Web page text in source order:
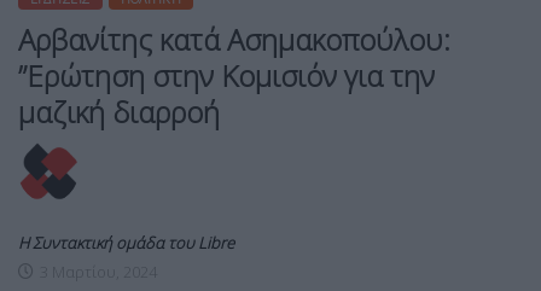
Αρβανίτης κατά Ασημακοπούλου:
”Ερώτηση στην Κομισιόν για την
μαζική διαρροή
Η Συντακτική ομάδα του Libre